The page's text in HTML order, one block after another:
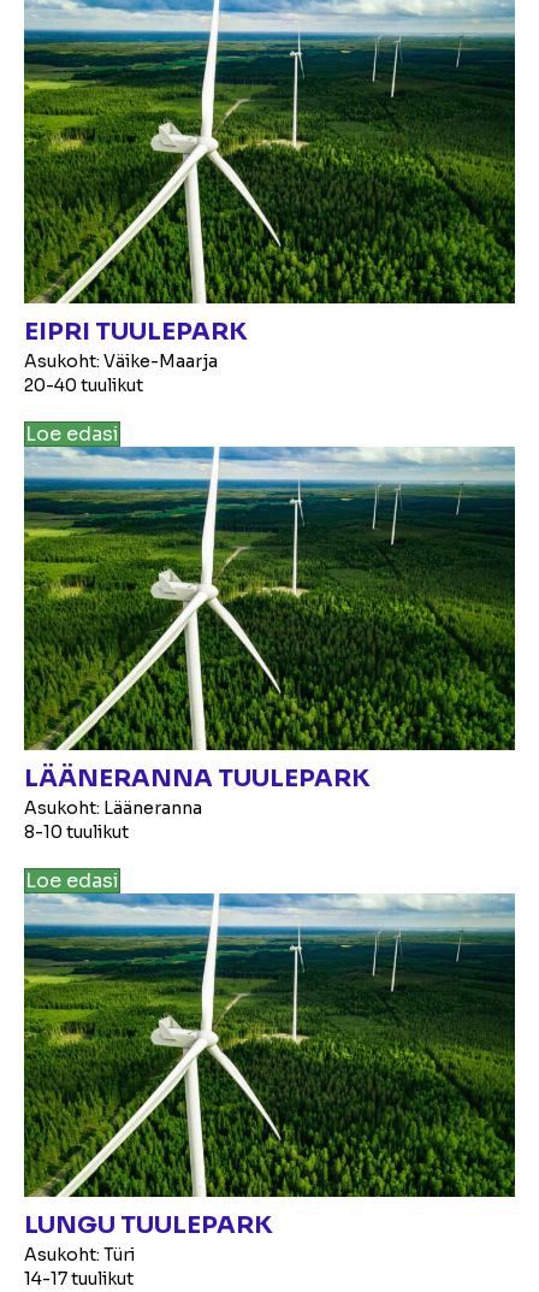
EIPRI TUULEPARK
Asukoht: Väike-Maarja
20-40 tuulikut
Loe edasi
LÄÄNERANNA TUULEPARK
Asukoht: Lääneranna
8-10 tuulikut
Loe edasi
LUNGU TUULEPARK
Asukoht: Türi
14-17 tuulikut